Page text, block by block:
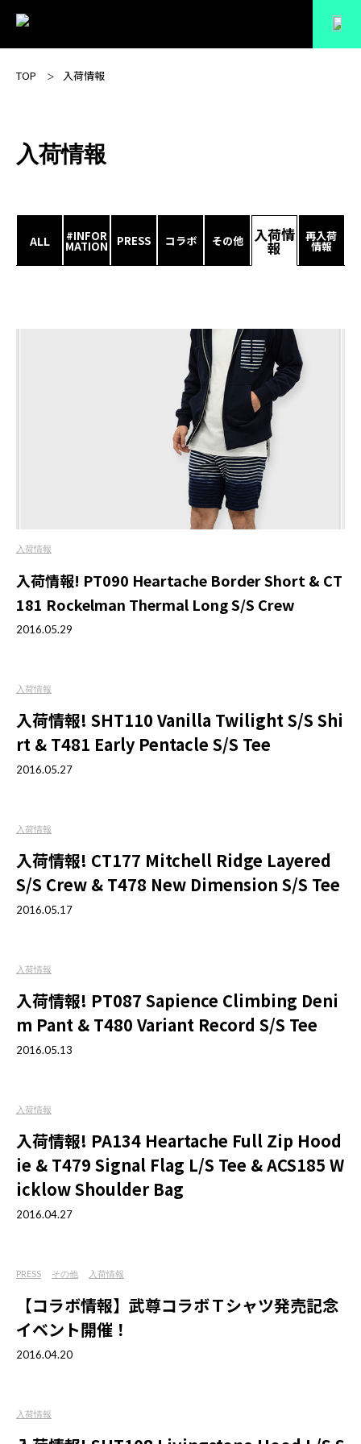
TOP 入荷情報
入荷情報
ALL #INFOR
MATION PRESS コラボ その他 入荷情
報
再入荷
情報
入荷情報
入荷情報! PT090 Heartache Border Short & CT
181 Rockelman Thermal Long S/S Crew
2016.05.29
入荷情報
入荷情報! SHT110 Vanilla Twilight S/S Shi
rt & T481 Early Pentacle S/S Tee
2016.05.27
入荷情報
入荷情報! CT177 Mitchell Ridge Layered
S/S Crew & T478 New Dimension S/S Tee
2016.05.17
入荷情報
入荷情報! PT087 Sapience Climbing Deni
m Pant & T480 Variant Record S/S Tee
2016.05.13
入荷情報
入荷情報! PA134 Heartache Full Zip Hood
ie & T479 Signal Flag L/S Tee & ACS185 W
icklow Shoulder Bag
2016.04.27
PRESS その他 入荷情報
【コラボ情報】武尊コラボＴシャツ発売記念
イベント開催！
2016.04.20
入荷情報